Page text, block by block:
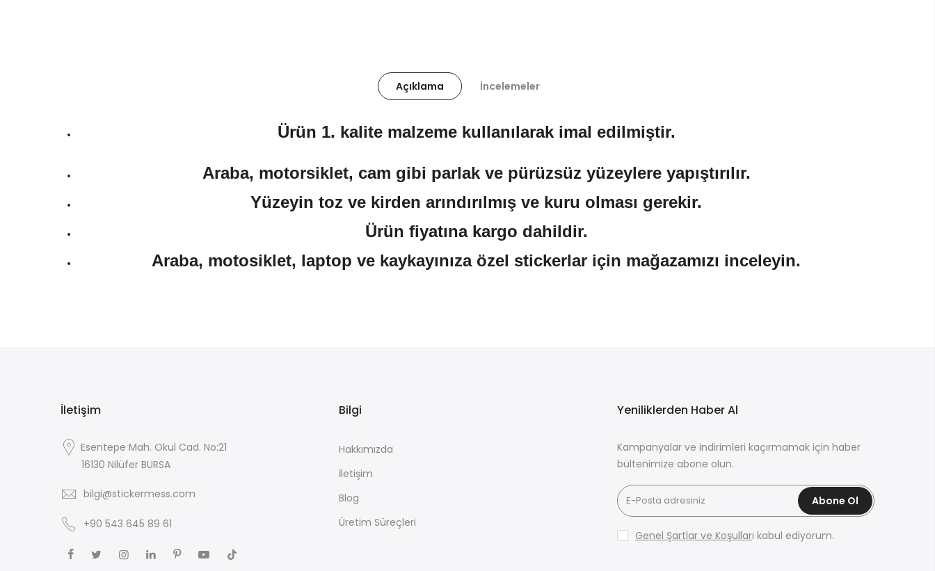
Açıklama İncelemeler
Ürün 1. kalite malzeme kullanılarak imal edilmiştir.
Araba, motorsiklet, cam gibi parlak ve pürüzsüz yüzeylere yapıştırılır.
Yüzeyin toz ve kirden arındırılmış ve kuru olması gerekir.
Ürün fiyatına kargo dahildir.
Araba, motosiklet, laptop ve kaykayınıza özel stickerlar için mağazamızı inceleyin.
İletişim
Esentepe Mah. Okul Cad. No:21
16130 Nilüfer BURSA
bilgi@stickermess.com
+90 543 645 89 61
Bilgi
Hakkımızda
İletişim
Blog
Üretim Süreçleri
Yeniliklerden Haber Al
Kampanyalar ve indirimleri kaçırmamak için haber
bültenimize abone olun.
Abone Ol
Genel Şartlar ve Koşulları kabul ediyorum.